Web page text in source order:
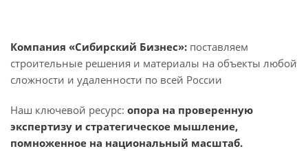
Компания «Сибирский Бизнес»: поставляем
строительные решения и материалы на объекты любой
сложности и удаленности по всей России
Наш ключевой ресурс: опора на проверенную
экспертизу и стратегическое мышление,
помноженное на национальный масштаб.